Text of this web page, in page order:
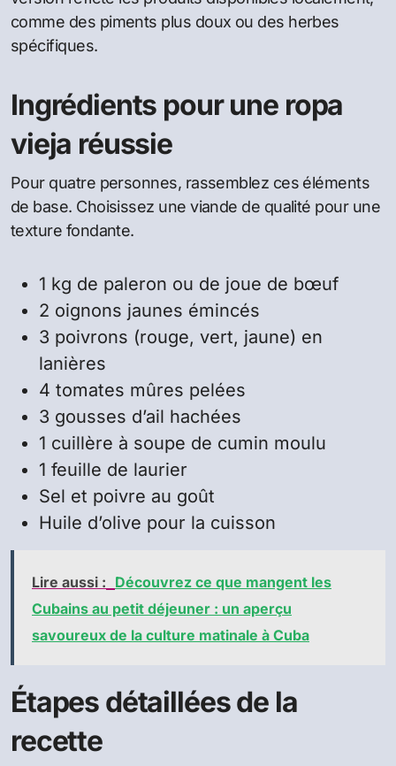
comme des piments plus doux ou des herbes
spécifiques.
Ingrédients pour une ropa
vieja réussie
Pour quatre personnes, rassemblez ces éléments
de base. Choisissez une viande de qualité pour une
texture fondante.
1 kg de paleron ou de joue de bœuf
2 oignons jaunes émincés
3 poivrons (rouge, vert, jaune) en
lanières
4 tomates mûres pelées
3 gousses d’ail hachées
1 cuillère à soupe de cumin moulu
1 feuille de laurier
Sel et poivre au goût
Huile d’olive pour la cuisson
Lire aussi : Découvrez ce que mangent les
Cubains au petit déjeuner : un aperçu
savoureux de la culture matinale à Cuba
Étapes détaillées de la
recette